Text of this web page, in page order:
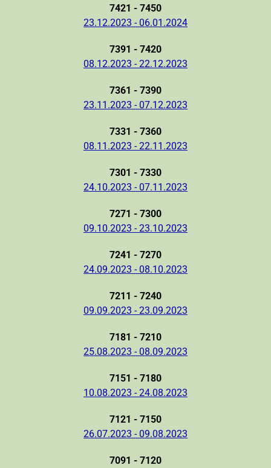
7421 - 7450
23.12.2023 - 06.01.2024
7391 - 7420
08.12.2023 - 22.12.2023
7361 - 7390
23.11.2023 - 07.12.2023
7331 - 7360
08.11.2023 - 22.11.2023
7301 - 7330
24.10.2023 - 07.11.2023
7271 - 7300
09.10.2023 - 23.10.2023
7241 - 7270
24.09.2023 - 08.10.2023
7211 - 7240
09.09.2023 - 23.09.2023
7181 - 7210
25.08.2023 - 08.09.2023
7151 - 7180
10.08.2023 - 24.08.2023
7121 - 7150
26.07.2023 - 09.08.2023
7091 - 7120